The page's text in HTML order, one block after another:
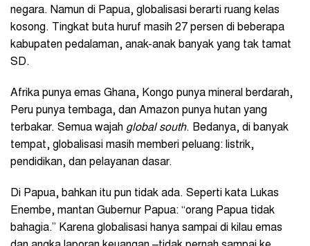
negara. Namun di Papua, globalisasi berarti ruang kelas
kosong. Tingkat buta huruf masih 27 persen di beberapa
kabupaten pedalaman, anak-anak banyak yang tak tamat
SD.
Afrika punya emas Ghana, Kongo punya mineral berdarah,
Peru punya tembaga, dan Amazon punya hutan yang
terbakar. Semua wajah global south. Bedanya, di banyak
tempat, globalisasi masih memberi peluang: listrik,
pendidikan, dan pelayanan dasar.
Di Papua, bahkan itu pun tidak ada. Seperti kata Lukas
Enembe, mantan Gubernur Papua: “orang Papua tidak
bahagia.” Karena globalisasi hanya sampai di kilau emas